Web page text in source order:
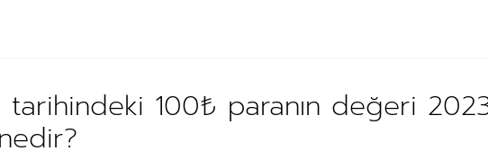
tarihindeki 100₺ paranın değeri